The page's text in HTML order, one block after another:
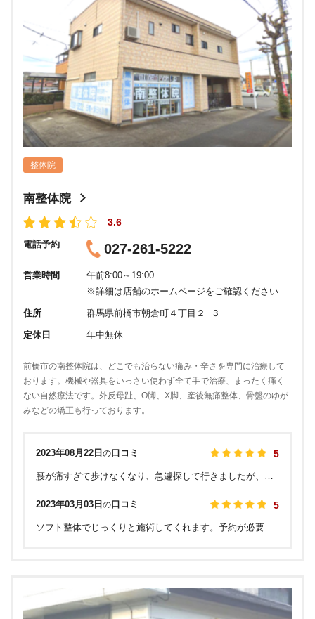
整体院
南整体院
3.6
電話予約 027-261-5222
営業時間
午前8:00～19:00
※詳細は店舗のホームページをご確認ください
住所 群馬県前橋市朝倉町４丁目２−３
定休日 年中無休
前橋市の南整体院は、どこでも治らない痛み・辛さを専門に治療して
おります。機械や器具をいっさい使わず全て手で治療、まったく痛く
ない自然療法です。外反母趾、O脚、X脚、産後無痛整体、骨盤のゆが
みなどの矯正も行っております。
2023年08月22日 の口コミ 5
2023年03月03日 の口コミ 5